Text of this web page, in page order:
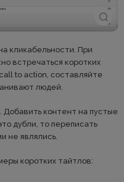
кликабельности. При
встречаться коротких
to action, составляйте
людей.
контент на пустые
дубли, то переписать
не являлись.
коротких тайтлов: